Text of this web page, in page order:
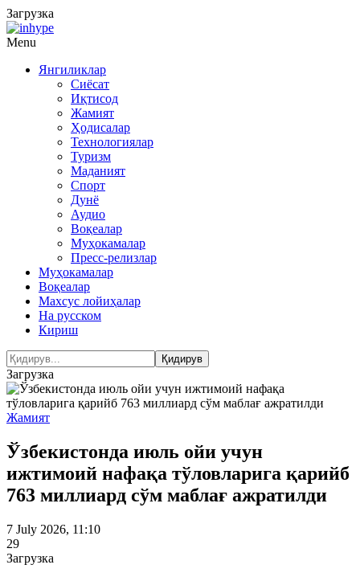
Загрузка
Menu
Янгиликлар
Сиёсат
Иқтисод
Жамият
Ҳодисалар
Технологиялар
Туризм
Маданият
Спорт
Дунё
Аудио
Воқеалар
Муҳокамалар
Пресс-релизлар
Муҳокамалар
Воқеалар
Махсус лойиҳалар
На русском
Кириш
Загрузка
Жамият
Ўзбекистонда июль ойи учун
ижтимоий нафақа тўловларига қарийб
763 миллиард сўм маблағ ажратилди
7 July 2026, 11:10
29
Загрузка